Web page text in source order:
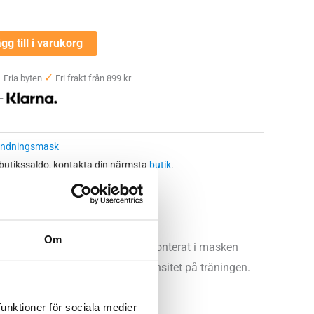
Om
för sociala medier
till i varukorg
Fria byten ✓ Fri frakt från 899 kr
kontakta din närmsta butik.
levereras med Racingfilter 1 monterat i masken
vid högre intensitet på träningen.
från -20°C till +10°C.